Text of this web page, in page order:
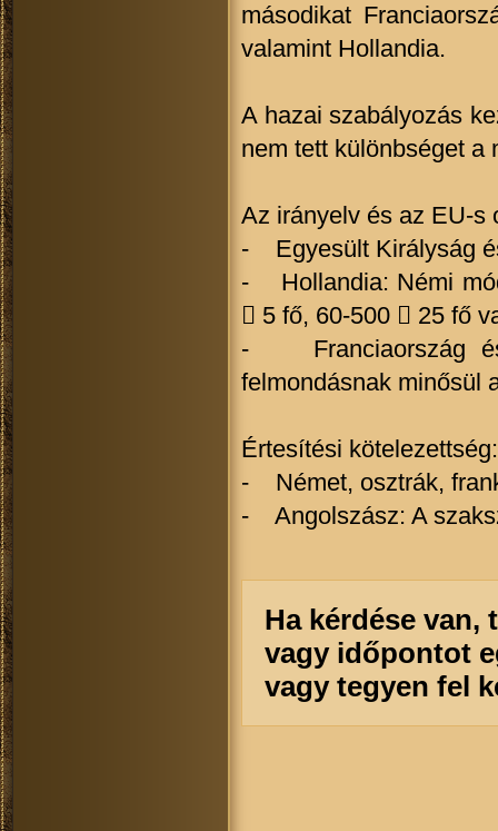
másodikat
valamint Hollandia.
A hazai szabályozás
nem tett különbséget a
Az irányelv és az EU-s
- Egyesült Királyság
- Hollandia: Némi
 5 fő, 60-500  25 fő
- Franciaország és
felmondásnak minősül
Értesítési kötelezettség:
- Német, osztrák,
- Angolszász: A
Ha kérdése van,
vagy időpontot
vagy tegyen fel